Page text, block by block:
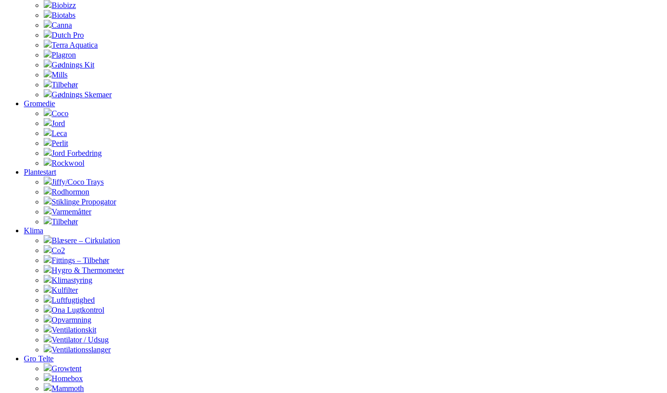
Biobizz
Biotabs
Canna
Dutch Pro
Terra Aquatica
Plagron
Gødnings Kit
Mills
Tilbehør
Gødnings Skemaer
Gromedie
Coco
Jord
Leca
Perlit
Jord Forbedring
Rockwool
Plantestart
Jiffy/Coco Trays
Rodhormon
Stiklinge Propogator
Varmemåtter
Tilbehør
Klima
Blæsere – Cirkulation
Co2
Fittings – Tilbehør
Hygro & Thermometer
Klimastyring
Kulfilter
Luftfugtighed
Ona Lugtkontrol
Opvarmning
Ventilationskit
Ventilator / Udsug
Ventilationsslanger
Gro Telte
Growtent
Homebox
Mammoth